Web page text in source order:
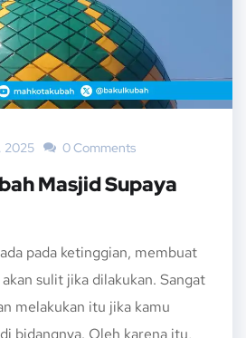
2025 0 Comments
Masjid Supaya
pada ketinggian, membuat
sulit jika dilakukan. Sangat
melakukan itu jika kamu
bidangnya. Oleh karena itu,